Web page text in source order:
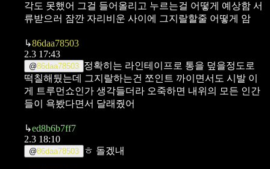
각도 못했어 그걸 들어올리고 누르는걸 어떻게 예상함 서
류받으러 잠깐 자리비운 사이에 그지랄할줄 어떻게 암
↳86daa78503
2.3 17:43
@86daa78503 정확히는 라인테이프로 통을 덮을정도로
떡칠해뒀는데 그지랄하는건 쪼인트 까이면서도 시발 이
게 트루먼쇼인가 생각들더라 오죽하면 내위의 모든 인간
들이 욕봤다면서 달래줬어
↳ed8b6b7ff7
2.3 18:10
@86daa78503 ㅎ 돌겠내